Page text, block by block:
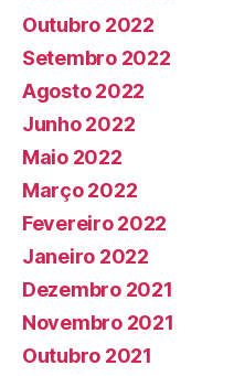
Outubro 2022
Setembro 2022
Agosto 2022
Junho 2022
Maio 2022
Março 2022
Fevereiro 2022
Janeiro 2022
Dezembro 2021
Novembro 2021
Outubro 2021